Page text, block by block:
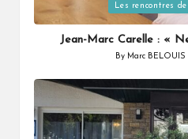
Les rencontres
Jean-Marc Carelle : «
Posted
By Marc BELOUIS